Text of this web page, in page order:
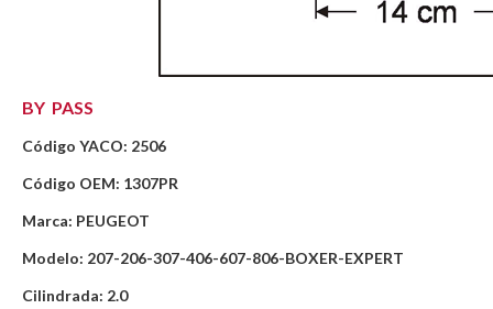
BY PASS
Código YACO: 2506
Código OEM: 1307PR
Marca: PEUGEOT
Modelo: 207-206-307-406-607-806-BOXER-EXPERT
Cilindrada: 2.0